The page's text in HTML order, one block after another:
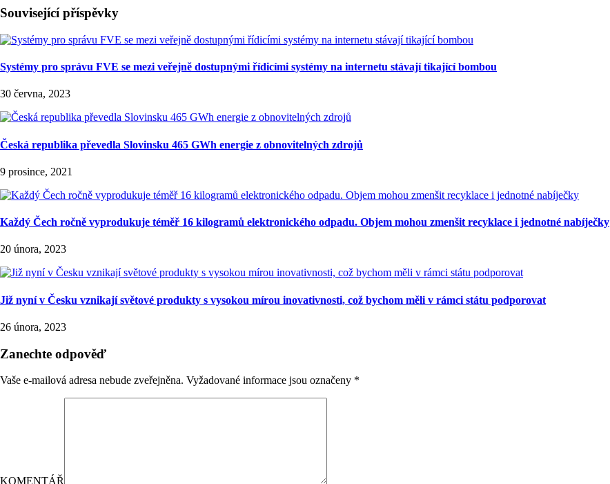
Související příspěvky
Systémy pro správu FVE se mezi veřejně dostupnými řídicími systémy na internetu stávají tikající bombou
30 června, 2023
Česká republika převedla Slovinsku 465 GWh energie z obnovitelných zdrojů
9 prosince, 2021
Každý Čech ročně vyprodukuje téměř 16 kilogramů elektronického odpadu. Objem mohou zmenšit recyklace i jednotné nabíječky
20 února, 2023
Již nyní v Česku vznikají světové produkty s vysokou mírou inovativnosti, což bychom měli v rámci státu podporovat
26 února, 2023
Zanechte odpověď
Vaše e-mailová adresa nebude zveřejněna. Vyžadované informace jsou označeny *
KOMENTÁŘ